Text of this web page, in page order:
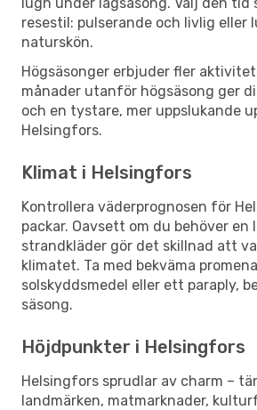
resestil: pulserande och livlig eller
naturskön.
Högsäsonger erbjuder fler
månader utanför högsäsong ger
och en tystare, mer uppslukande
Helsingfors.
Klimat i Helsingfors
Kontrollera väderprognosen för
packar. Oavsett om du behöver en
strandkläder gör det skillnad att
klimatet. Ta med bekväma
solskyddsmedel eller ett paraply,
säsong.
Höjdpunkter i Helsingfors
Helsingfors sprudlar av charm –
landmärken, matmarknader,